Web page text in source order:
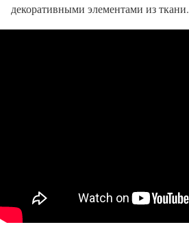
декоративными элементами из ткани.